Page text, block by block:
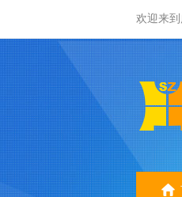
欢迎来到